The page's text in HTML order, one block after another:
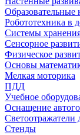
Образовательные
Робототехника в
Системы
Сенсорное
Физическое
Основы
Мелкая моторика
ПДД
Учебное
Оснащение
Светоотражатели
Стенды